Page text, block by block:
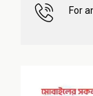
For